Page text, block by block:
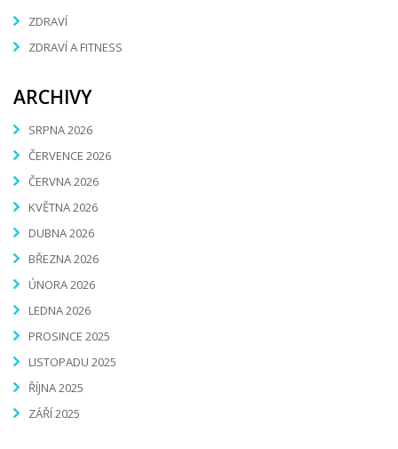
ZDRAVÍ
ZDRAVÍ A FITNESS
ARCHIVY
SRPNA 2026
ČERVENCE 2026
ČERVNA 2026
KVĚTNA 2026
DUBNA 2026
BŘEZNA 2026
ÚNORA 2026
LEDNA 2026
PROSINCE 2025
LISTOPADU 2025
ŘÍJNA 2025
ZÁŘÍ 2025